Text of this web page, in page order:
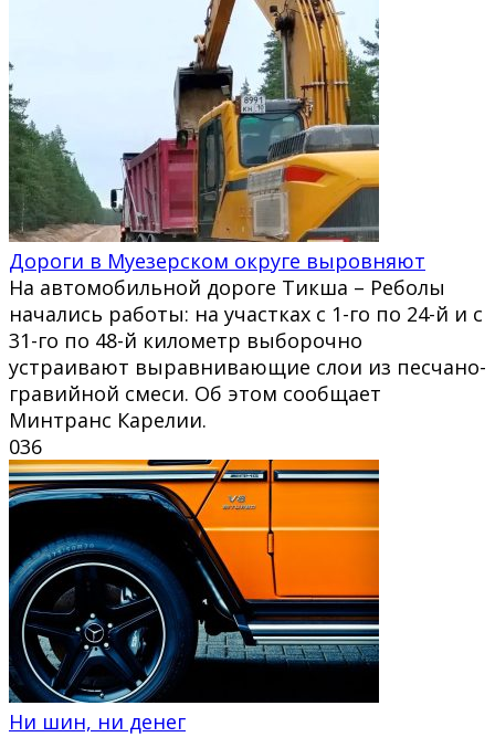
Дороги в Муезерском округе выровняют
На автомобильной дороге Тикша – Реболы
начались работы: на участках с 1-го по 24-й и с
31-го по 48-й километр выборочно
устраивают выравнивающие слои из песчано-
гравийной смеси. Об этом сообщает
Минтранс Карелии.
036
Ни шин, ни денег